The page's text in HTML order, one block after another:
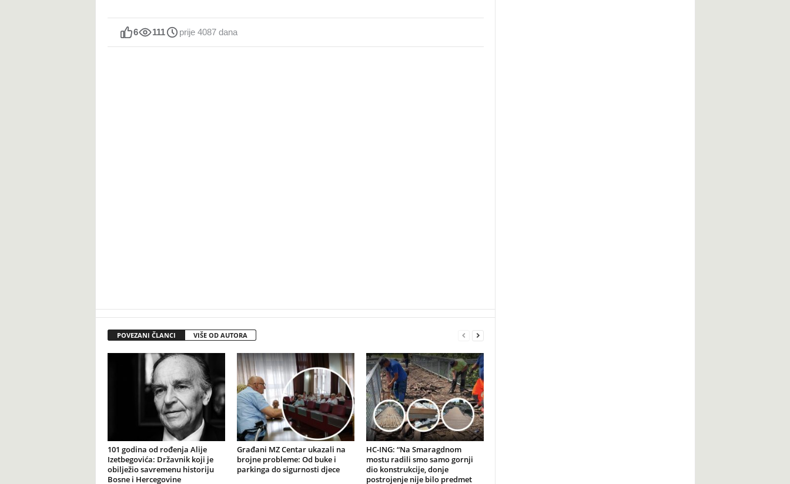
6 111 prije 4087 dana
POVEZANI ČLANCI VIŠE OD AUTORA
101 godina od rođenja Alije
Izetbegovića: Državnik koji je
obilježio savremenu historiju
Bosne i Hercegovine
Građani MZ Centar ukazali na
brojne probleme: Od buke i
parkinga do sigurnosti djece
HC-ING: “Na Smaragdnom
mostu radili smo samo gornji
dio konstrukcije, donje
postrojenje nije bilo predmet